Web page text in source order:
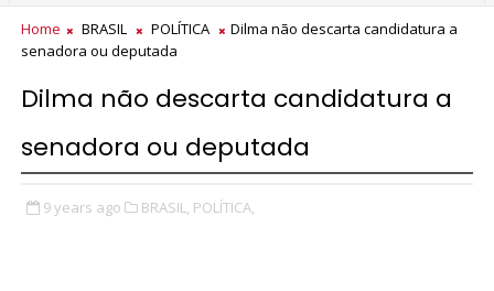
Bahia a partir de segunda-feira
Home BRASIL POLÍTICA
Dilma não descarta candidatura a
senadora ou deputada
Dilma não descarta candidatura a
senadora ou deputada
9 years ago BRASIL, POLÍTICA,